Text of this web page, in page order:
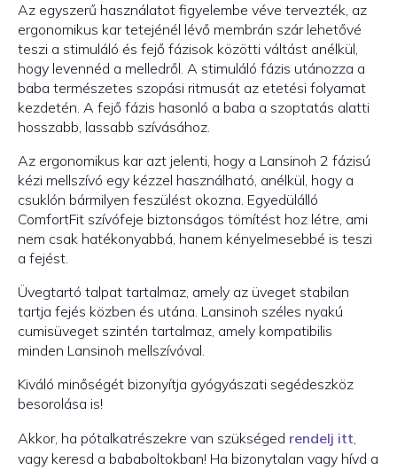
Az egyszerű használatot figyelembe véve tervezték, az
ergonomikus kar tetejénél lévő membrán szár lehetővé
teszi a stimuláló és fejő fázisok közötti váltást anélkül,
hogy levennéd a melledről. A stimuláló fázis utánozza a
baba természetes szopási ritmusát az etetési folyamat
kezdetén. A fejő fázis hasonló a baba a szoptatás alatti
hosszabb, lassabb szívásához.
Az ergonomikus kar azt jelenti, hogy a Lansinoh 2 fázisú
kézi mellszívó egy kézzel használható, anélkül, hogy a
csuklón bármilyen feszülést okozna. Egyedülálló
ComfortFit szívófeje biztonságos tömítést hoz létre, ami
nem csak hatékonyabbá, hanem kényelmesebbé is teszi
a fejést.
Üvegtartó talpat tartalmaz, amely az üveget stabilan
tartja fejés közben és utána. Lansinoh széles nyakú
cumisüveget szintén tartalmaz, amely kompatibilis
minden Lansinoh mellszívóval.
Kiváló minőségét bizonyítja gyógyászati segédeszköz
besorolása is!
Akkor, ha pótalkatrészekre van szükséged rendelj itt,
vagy keresd a bababoltokban! Ha bizonytalan vagy hívd a